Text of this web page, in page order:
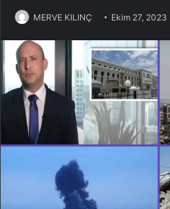
MERVE KILINÇ Ekim 27, 2023